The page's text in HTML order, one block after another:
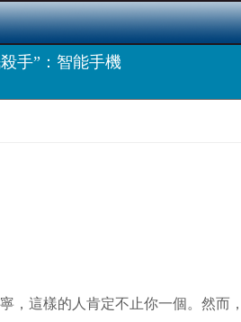
手”：智能手機
這樣的人肯定不止你一個。然而